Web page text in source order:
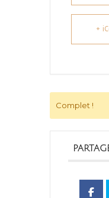
+
Complet !